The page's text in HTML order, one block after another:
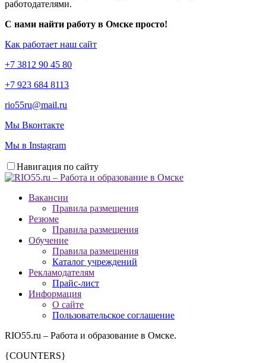
работодателями.
С нами найти работу в Омске просто!
Как работает наш сайт
+7 3812 90 45 80
+7 923 684 8113
rio55ru@mail.ru
Мы Вконтакте
Мы в Instagram
Навигация по сайту
Вакансии
Правила размещения
Резюме
Правила размещения
Обучение
Правила размещения
Каталог учреждений
Рекламодателям
Прайс-лист
Информация
О сайте
Пользовательское соглашение
RIO55.ru – Работа и образование в Омске.
{COUNTERS}